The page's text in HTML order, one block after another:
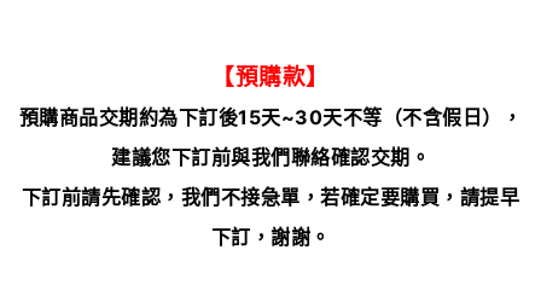
【預購款】
預購商品交期約為下訂後15天~30天不等（不含假日），
建議您下訂前與我們聯絡確認交期。
下訂前請先確認，我們不接急單，若確定要購買，請提早
下訂，謝謝。